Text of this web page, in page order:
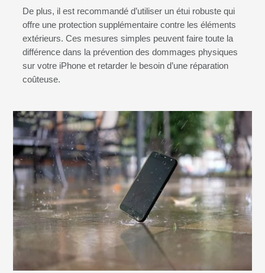
De plus, il est recommandé d’utiliser un étui robuste qui
offre une protection supplémentaire contre les éléments
extérieurs. Ces mesures simples peuvent faire toute la
différence dans la prévention des dommages physiques
sur votre iPhone et retarder le besoin d’une réparation
coûteuse.